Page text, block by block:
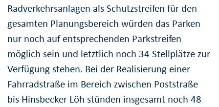
Radverkehrsanlagen als Schutzstreifen für den
gesamten Planungsbereich würden das Parken
nur noch auf entsprechenden Parkstreifen
möglich sein und letztlich noch 34 Stellplätze zur
Verfügung stehen. Bei der Realisierung einer
Fahrradstraße im Bereich zwischen Poststraße
bis Hinsbecker Löh stünden insgesamt noch 48